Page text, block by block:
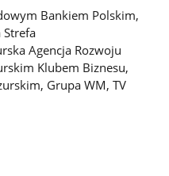
Bankiem Polskim,
Strefa
Agencja Rozwoju
Klubem Biznesu,
Grupa WM, TV